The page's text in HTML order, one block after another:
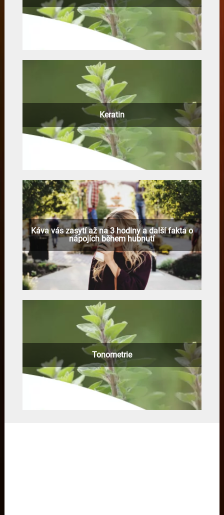
Keratin
Káva vás zasytí až na 3 hodiny a další fakta o
nápojích během hubnutí
Tonometrie